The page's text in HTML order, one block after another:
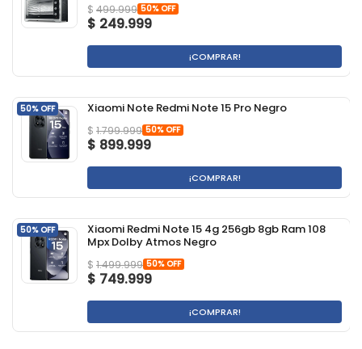
$ 499.999 50% OFF
$ 249.999
¡COMPRAR!
50% OFF Xiaomi Note Redmi Note 15 Pro Negro
$ 1.799.999 50% OFF
$ 899.999
¡COMPRAR!
50% OFF
Xiaomi Redmi Note 15 4g 256gb 8gb Ram 108
Mpx Dolby Atmos Negro
$ 1.499.999 50% OFF
$ 749.999
¡COMPRAR!